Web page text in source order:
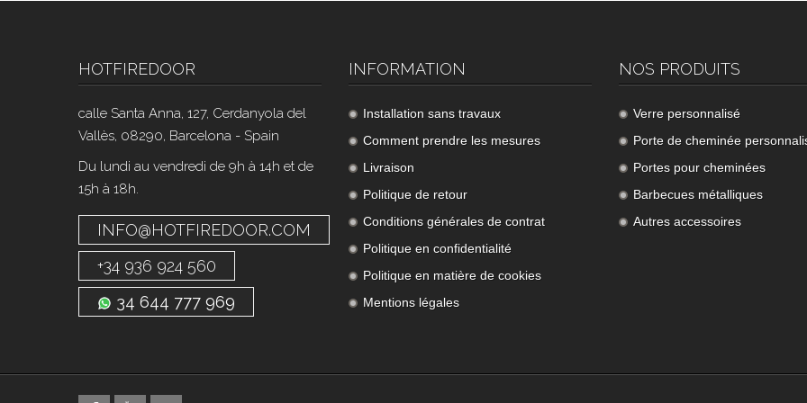
HOTFIREDOOR
calle Santa Anna, 127, Cerdanyola del
Vallès, 08290, Barcelona - Spain
Du lundi au vendredi de 9h à 14h et de
15h à 18h.
INFO@HOTFIREDOOR.COM
+34 936 924 560
34 644 777 969
INFORMATION
Installation sans travaux
Comment prendre les mesures
Livraison
Politique de retour
Conditions générales de contrat
Politique en confidentialité
Politique en matière de cookies
Mentions légales
NOS PRODUITS
Verre personnalisé
Porte de cheminée
Portes pour cheminées
Barbecues métalliques
Autres accessoires